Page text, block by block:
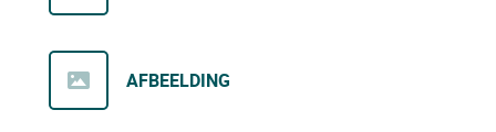
AFBEELDING